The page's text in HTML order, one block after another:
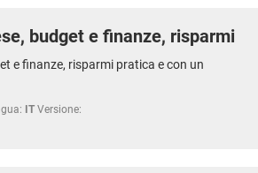
budget e finanze, risparmi
e finanze, risparmi pratica e con un
IT Versione: